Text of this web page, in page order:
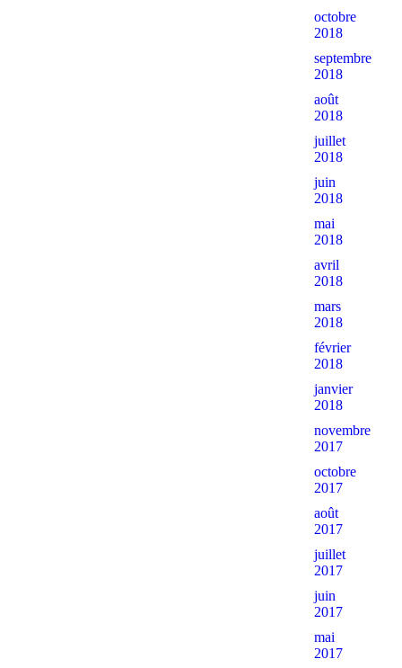
octobre
2018
septembre
2018
août
2018
juillet
2018
juin
2018
mai
2018
avril
2018
mars
2018
février
2018
janvier
2018
novembre
2017
octobre
2017
août
2017
juillet
2017
juin
2017
mai
2017